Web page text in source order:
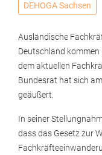
DEHOGA Sachsen
Ausländische
Deutschland
dem aktuellen
Bundesrat hat sich
geäußert.
In seiner
dass das Gesetz zur